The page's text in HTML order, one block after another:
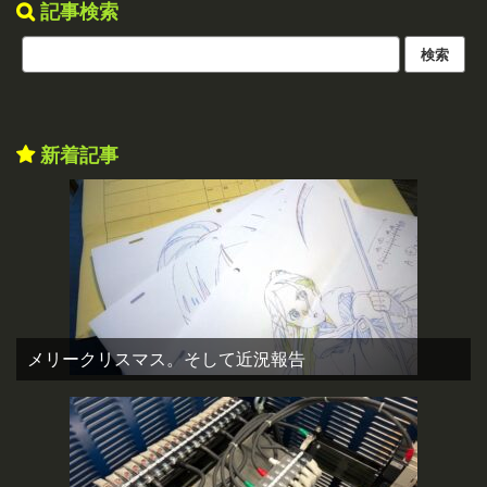
記事検索
新着記事
メリークリスマス。そして近況報告